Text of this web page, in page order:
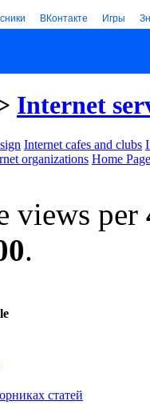
ВКонтакте Игры
Internet
Internet cafes and clubs
organizations Home
views per
.
статей